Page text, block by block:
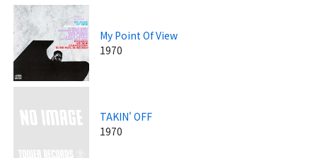
My Point Of View
1970
TAKIN' OFF
1970